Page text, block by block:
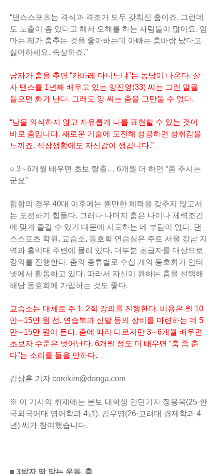
“댄스스포츠는 격식과 격조가 모두 갖춰진 춤이죠. 그런데
도 노출이 좀 있다고 해서 오해를 하는 사람들이 많아요. 엄
마는 제가 춤추는 것을 좋아하는데 아빠는 춤바람 났다고
싫어하세요. 속상하죠.”
남자가 춤을 추면 “카바레 다니느냐”는 농담이 나온다. 살
사 댄스를 1년째 배우고 있는 양진영(33) 씨는 그런 말을
들으면 화가 난다. 그래도 양 씨는 춤을 그만둘 수 없다.
“남을 의식하지 않고 자유롭게 나를 표현할 수 있는 것이
바로 춤입니다. 새로운 기술에 도전해 성공하면 성취감을
느끼죠. 직장생활에도 자신감이 생깁니다.”
○ 3∼6개월 배우면 초보 탈출… 6개월 더 하면 “좀 추시는
군요”
힙합의 경우 40대 이후에는 웬만한 체력을 갖추지 않고서
는 도전하기 힘들다. 그러나 나머지 춤은 나이나 체력조건
에 맞게 즐길 수 있기 때문에 시도하는 데 부담이 없다. 댄
스스포츠 학원, 교습소, 동호회 연습실은 주로 서울 강남 지
역과 홍익대 주변에 몰려 있다. 대부분 초급자를 대상으로
강의를 진행한다. 춤의 종류별로 수십 개의 동호회가 인터
넷에서 활동하고 있다. 따라서 자신이 원하는 춤을 선택해
해당 동호회에 가입하는 것도 좋다.
교습소는 대체로 주 1, 2회 강의를 진행한다. 비용은 월 10
만∼15만 원 선. 연습복과 신발 등의 장비를 마련하는 데 5
만∼15만 원이 든다. 춤에 따라 다르지만 3∼6개월 배우면
초보자 수준은 벗어난다. 6개월 정도 더 배우면 “춤 좀 춘
다”는 소리를 들을 만하다.
김상훈 기자 corekim@donga.com
※ 이 기사의 취재에는 본보 대학생 인턴기자 장용욱(25·한
국외국어대 영어학과 4년), 김우영(26·고려대 경제학과 4
년) 씨가 참여했습니다.
■ 3박자 딱 맞는 운동, 춤